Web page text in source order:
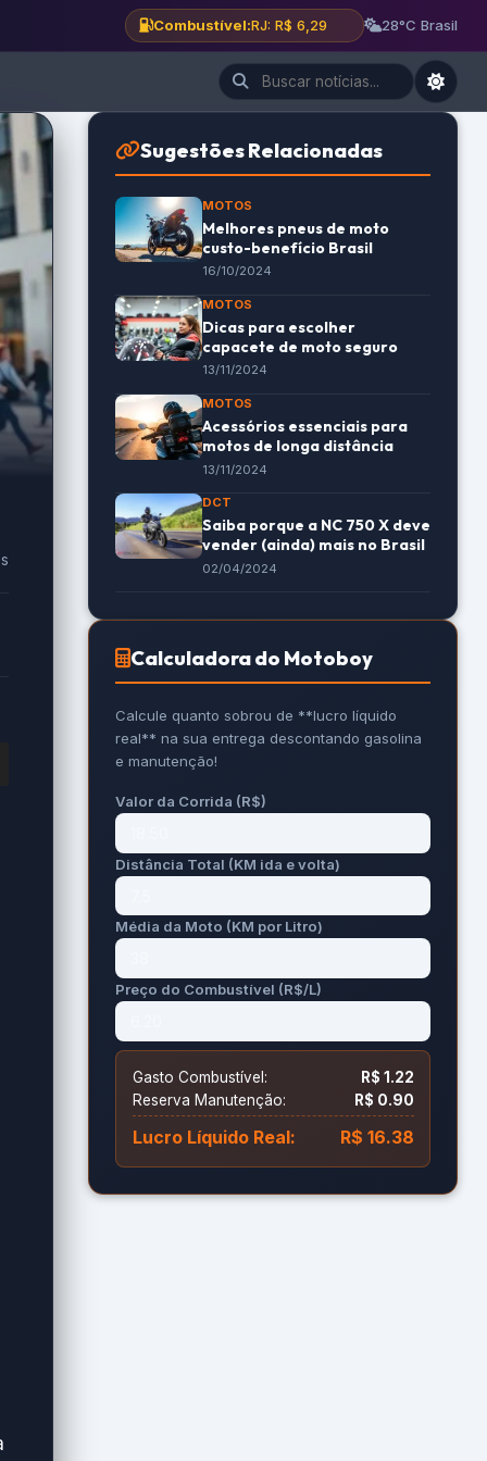
Combustível:BH: R$ 6,12 28°C Brasil
Sugestões Relacionadas
MOTOS
Melhores pneus de moto
custo-benefício Brasil
16/10/2024
MOTOS
Dicas para escolher
capacete de moto seguro
13/11/2024
MOTOS
Acessórios essenciais para
motos de longa distância
13/11/2024
DCT
Saiba porque a NC 750 X deve
vender (ainda) mais no Brasil
02/04/2024
Calculadora do Motoboy
Calcule quanto sobrou de **lucro líquido
real** na sua entrega descontando gasolina
e manutenção!
Valor da Corrida (R$)
Distância Total (KM ida e volta)
Média da Moto (KM por Litro)
Preço do Combustível (R$/L)
Gasto Combustível:
R$ 1.22
Reserva Manutenção:
R$ 0.90
Lucro Líquido Real: R$ 16.38